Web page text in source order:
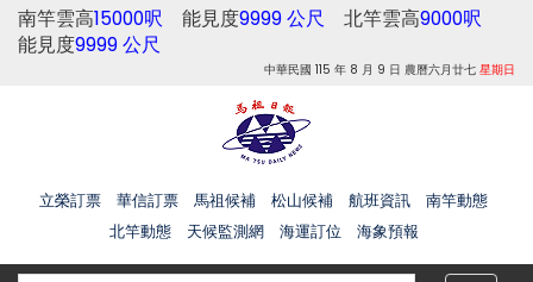
南竿雲高15000呎 能見度9999 公尺 北竿雲高9000呎
能見度9999 公尺
中華民國 115 年 8 月 9 日 農曆六月廿七 星期日
立榮訂票 華信訂票 馬祖候補 松山候補 航班資訊
南竿動態
北竿動態
天候監測網 海運訂位 海象預報